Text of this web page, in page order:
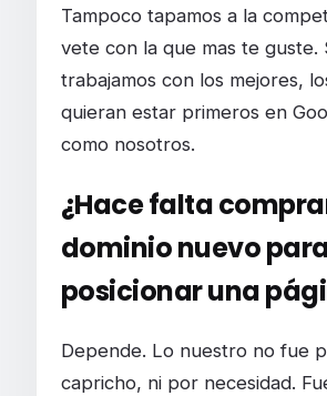
Tampoco tapamos a la
vete con la que mas te guste.
trabajamos con los mejores,
quieran estar primeros en
como nosotros.
¿Hace falta
dominio nuevo
posicionar una
Depende. Lo nuestro no fue
capricho, ni por necesidad.